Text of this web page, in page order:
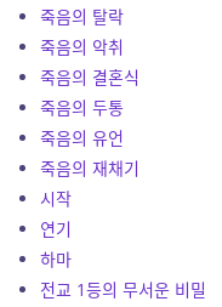
죽음의 탈락
죽음의 악취
죽음의 결혼식
죽음의 두통
죽음의 유언
죽음의 재채기
시작
연기
하마
전교 1등의 무서운 비밀